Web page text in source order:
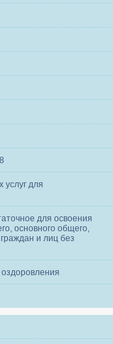
услуг для
для освоения
основного общего,
и лиц без